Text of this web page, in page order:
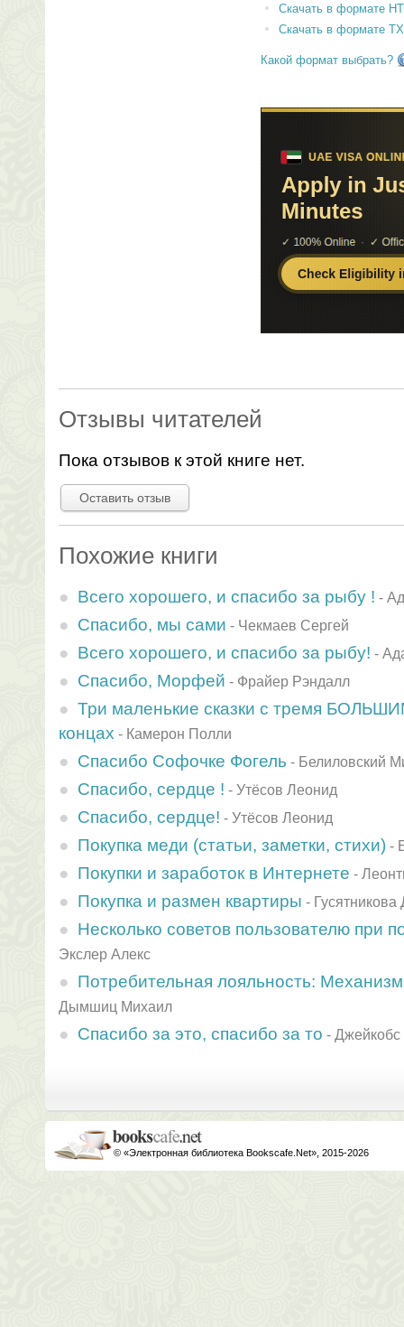
Скачать в формате
Скачать в формате
Какой формат выбрать?
Отзывы читателей
Пока отзывов к этой книге нет.
Оставить отзыв
Похожие книги
Всего хорошего, и спасибо за рыбу ! -
Спасибо, мы сами - Чекмаев Сергей
Всего хорошего, и спасибо за рыбу! -
Спасибо, Mоpфей - Фрайер Рэндалл
Три маленькие сказки с тремя
концах - Камерон Полли
Спасибо Софочке Фогель - Белиловский
Спасибо, сердце ! - Утёсов Леонид
Спасибо, сердце! - Утёсов Леонид
Покупка меди (статьи, заметки, стихи) -
Покупки и заработок в Интернете -
Покупка и размен квартиры - Гусятникова
Несколько советов пользователю при
Экслер Алекс
Потребительная лояльность:
Дымшиц Михаил
Спасибо за это, спасибо за то -
© «Электронная библиотека Bookscafe.Net», 2015-2026